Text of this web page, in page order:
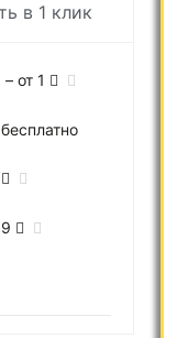
в 1 клик
от 1